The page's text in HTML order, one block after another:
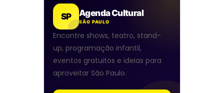
SP Agenda Cultural
SÃO PAULO
Encontre shows, teatro, stand-
up, programação infantil,
eventos gratuitos e ideias para
aproveitar São Paulo.